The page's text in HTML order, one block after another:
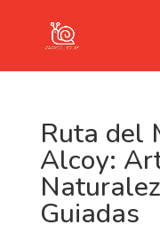
Ruta del
Alcoy:
Guiadas